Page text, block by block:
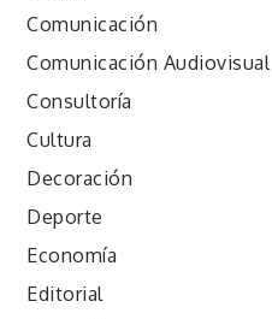
Comunicación
Comunicación Audiovisual
Consultoría
Cultura
Decoración
Deporte
Economía
Editorial